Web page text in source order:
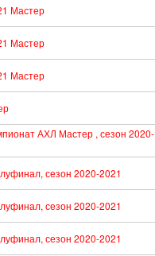
Мастер
Мастер
Мастер
АХЛ Мастер , сезон 2020-
сезон 2020-2021
сезон 2020-2021
сезон 2020-2021